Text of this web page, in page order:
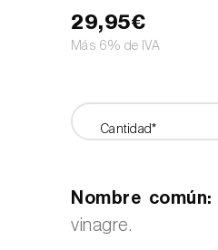
29,95€
Más 6% de IVA
Cantidad*
Nombre común:
vinagre.